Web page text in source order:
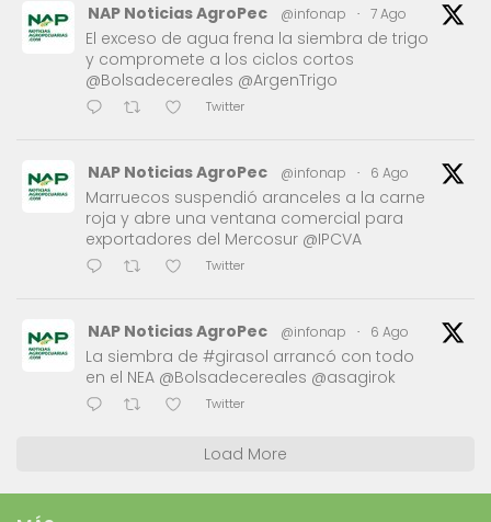
NAP Noticias AgroPec @infonap · 7 Ago
El exceso de agua frena la siembra de trigo
y compromete a los ciclos cortos
@Bolsadecereales @ArgenTrigo
Twitter
NAP Noticias AgroPec @infonap · 6 Ago
Marruecos suspendió aranceles a la carne
roja y abre una ventana comercial para
exportadores del Mercosur @IPCVA
Twitter
NAP Noticias AgroPec @infonap · 6 Ago
La siembra de #girasol arrancó con todo
en el NEA @Bolsadecereales @asagirok
Twitter
Load More